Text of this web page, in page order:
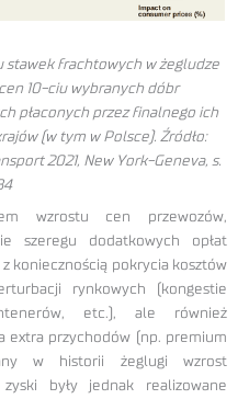
stawek frachtowych w żegludze
10-ciu wybranych dóbr
płaconych przez finalnego ich
(w tym w Polsce). Źródło:
2021, New York-Geneva, s.
wzrostu cen przewozów,
szeregu dodatkowych opłat
koniecznością pokrycia kosztów
rynkowych (kongestie
etc.), ale również
extra przychodów (np. premium
w historii żeglugi wzrost
były jednak realizowane